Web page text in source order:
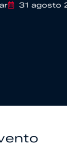
31 agosto